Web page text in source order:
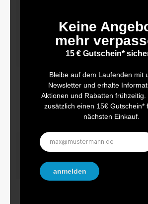
Keine
mehr
15 € Gutschein*
Bleibe auf dem Laufenden mit
Newsletter und erhalte
Aktionen und Rabatten frühzeitig.
zusätzlich einen 15€ Gutschein*
nächsten Einkauf.
E-
Mail-
Adresse*
anmelden